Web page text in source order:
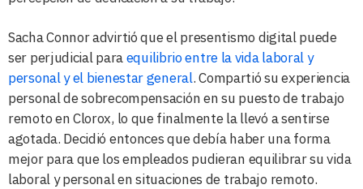
Sacha Connor advirtió que el presentismo digital puede
ser perjudicial paraequilibrio entre la vida laboral y
personal y el bienestar general. Compartió su experiencia
personal de sobrecompensación en su puesto de trabajo
remoto en Clorox, lo que finalmente la llevó a sentirse
agotada. Decidió entonces que debía haber una forma
mejor para que los empleados pudieran equilibrar su vida
laboral y personal en situaciones de trabajo remoto.